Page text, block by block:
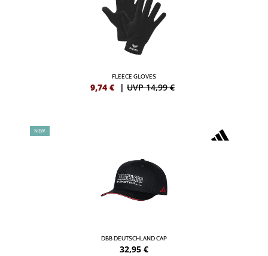
FLEECE GLOVES
9,74 € | UVP 14,99 €
NEW
DBB DEUTSCHLAND CAP
32,95 €